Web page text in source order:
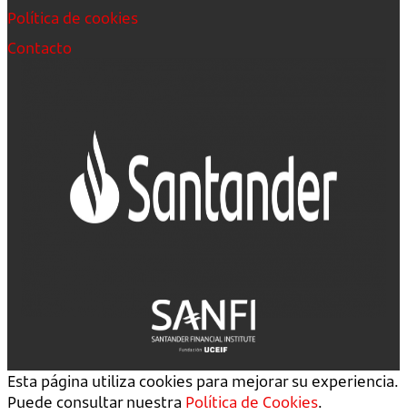
Política de cookies
Contacto
Esta página utiliza cookies para mejorar su experiencia.
Puede consultar nuestra Política de Cookies.